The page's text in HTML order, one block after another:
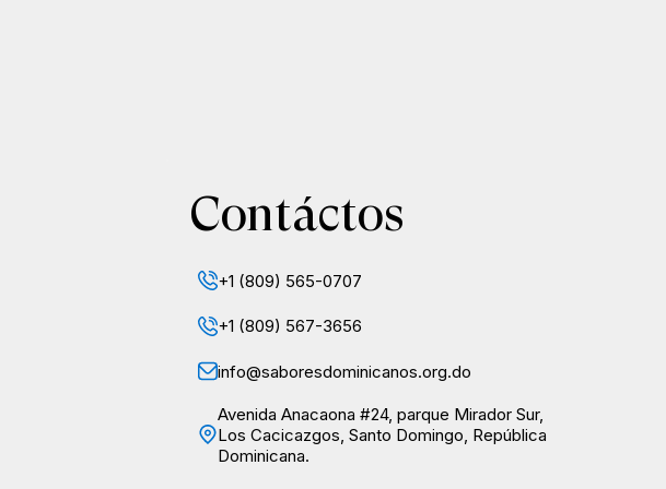
Contáctos
+1 (809) 565-0707
+1 (809) 567-3656
info@saboresdominicanos.org.do
Avenida Anacaona #24, parque Mirador Sur,
Los Cacicazgos, Santo Domingo, República
Dominicana.